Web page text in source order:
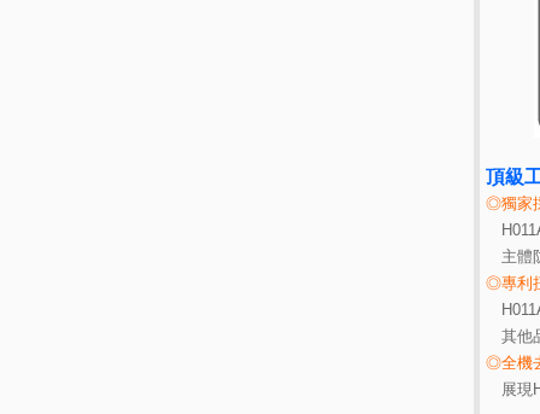
頂級
◎獨家
主體
◎專利
其他
◎全機
展現